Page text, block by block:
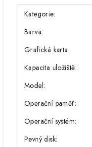
Kategorie:
Barva:
Grafická karta:
Kapacita uložiště:
Model:
Operační paměť:
Operační systém:
Pevný disk: